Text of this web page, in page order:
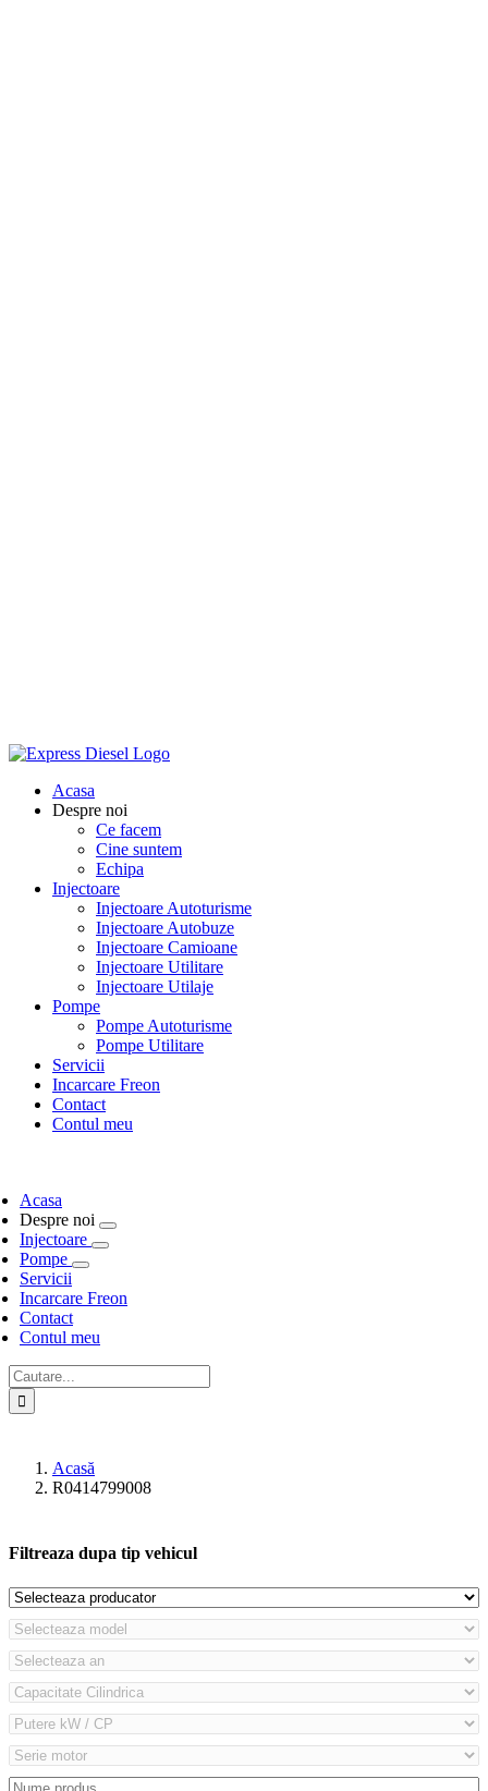
Acasa
Despre noi
Ce facem
Cine suntem
Echipa
Injectoare
Injectoare Autoturisme
Injectoare Autobuze
Injectoare Camioane
Injectoare Utilitare
Injectoare Utilaje
Pompe
Pompe Autoturisme
Pompe Utilitare
Servicii
Incarcare Freon
Contact
Contul meu
Acasa
Despre noi
Injectoare
Pompe
Servicii
Incarcare Freon
Contact
Contul meu
Cautare...
Acasă
R0414799008
Filtreaza dupa tip vehicul